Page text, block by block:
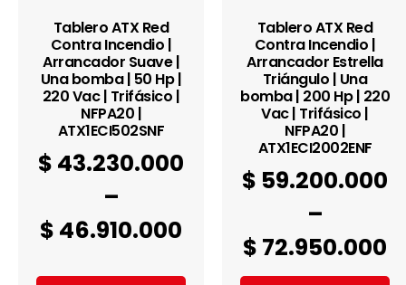
Tablero ATX Red
Contra Incendio |
Arrancador Suave |
Una bomba | 50 Hp |
220 Vac | Trifásico |
NFPA20 |
ATX1ECI502SNF
$ 43.230.000
–
$ 46.910.000
Tablero ATX Red
Contra Incendio |
Arrancador Estrella
Triángulo | Una
bomba | 200 Hp | 220
Vac | Trifásico |
NFPA20 |
ATX1ECI2002ENF
$ 59.200.000
–
$ 72.950.000